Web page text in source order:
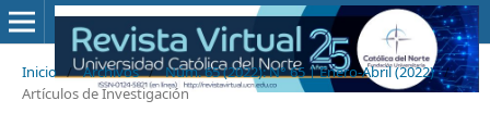
Inicio / Archivos / Núm. 65 (2022): N° 65 | Enero-Abril (2022) /
Artículos de Investigación